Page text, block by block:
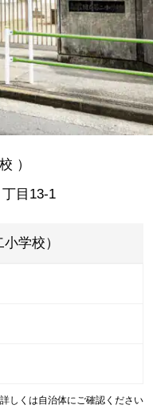
）
目13-1
学校）
しくは自治体にご確認ください